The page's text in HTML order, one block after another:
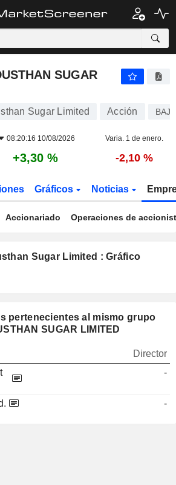
SUGAR
Sugar Limited Acción
08:20:16 10/08/2026 Varia. 1 de enero.
+3,30 % -2,10 %
Gráficos Noticias
Accionariado Operaciones de
Sugar Limited : Gráfico
pertenecientes al mismo grupo
SUGAR LIMITED
Director
-
-